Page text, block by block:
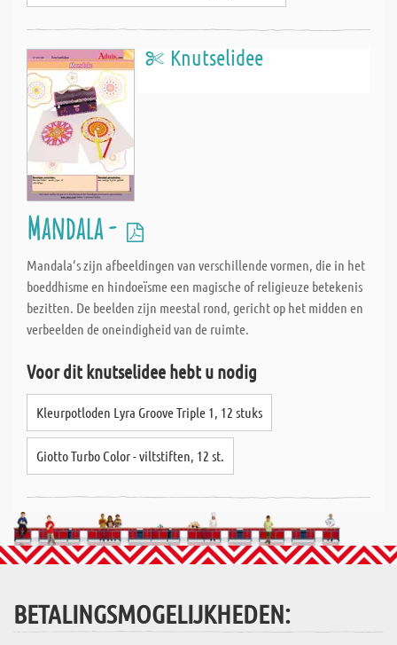
Knutselidee
Mandala -
Mandala‘s zijn afbeeldingen van verschillende vormen, die in het
boeddhisme en hindoeïsme een magische of religieuze betekenis
bezitten. De beelden zijn meestal rond, gericht op het midden en
verbeelden de oneindigheid van de ruimte.
Voor dit knutselidee hebt u nodig
Kleurpotloden Lyra Groove Triple 1, 12 stuks
Giotto Turbo Color - viltstiften, 12 st.
BETALINGSMOGELIJKHEDEN: